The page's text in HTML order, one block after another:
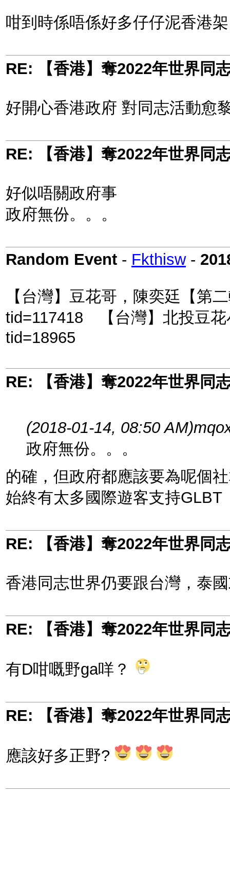
咁到時係唔係好多仔仔泥香港
RE: 【香港】奪2022年世界同
好開心香港政府 對同志活動愈
RE: 【香港】奪2022年世界同
好似唔關政府事
政府無份。。。
Random Event - Fkthisw-
【台灣】豆花哥，陳奕廷【第
tid=117418 【台灣】北投豆花
tid=18965
RE: 【香港】奪2022年世界同
(2018-01-14, 08:50 AM)
政府無份。。。
的確，但政府都應該要為呢個
始終有太多國際遊客支持GLBT
RE: 【香港】奪2022年世界同
香港同志世界仍要跟台灣，泰
RE: 【香港】奪2022年世界同
有D咁嘅野ga咩？
RE: 【香港】奪2022年世界同
應該好多正野?